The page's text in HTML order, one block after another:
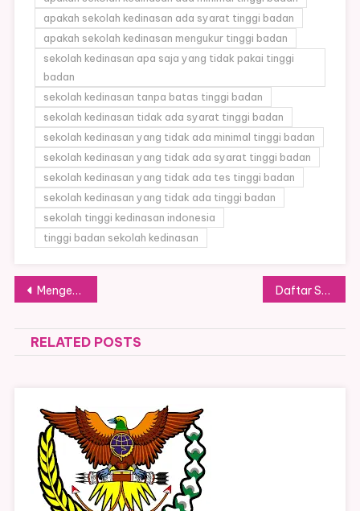
apakah sekolah kedinasan ada syarat tinggi badan
apakah sekolah kedinasan mengukur tinggi badan
sekolah kedinasan apa saja yang tidak pakai tinggi
badan
sekolah kedinasan tanpa batas tinggi badan
sekolah kedinasan tidak ada syarat tinggi badan
sekolah kedinasan yang tidak ada minimal tinggi badan
sekolah kedinasan yang tidak ada syarat tinggi badan
sekolah kedinasan yang tidak ada tes tinggi badan
sekolah kedinasan yang tidak ada tinggi badan
sekolah tinggi kedinasan indonesia
tinggi badan sekolah kedinasan
Post
navigation
Mengenal Sekolah Tinggi Meteorologi, Klimatologi, dan Geofisika (STMKG) Daftar Sekolah Ikatan Dinas Favorit, Adakah Sekolah Incaranmu?
RELATED POSTS